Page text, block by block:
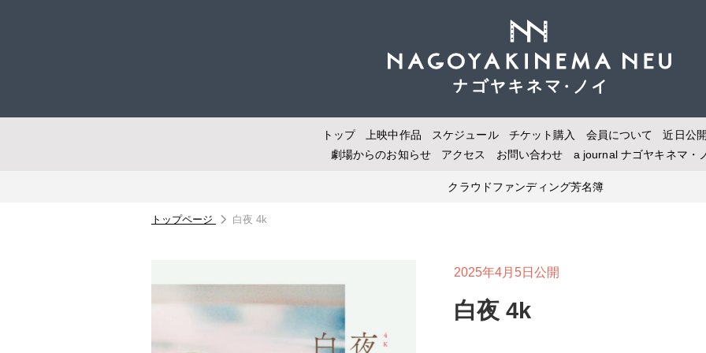
トップ 上映中作品 スケジュール チケット購入 会員について
近日公
劇場からのお知らせ
アクセス お問い合わせ a journal ナゴヤキネマ・
クラウドファンディング芳名簿
トップページ 白夜 4k
2025年4月5日公開
白夜 4k